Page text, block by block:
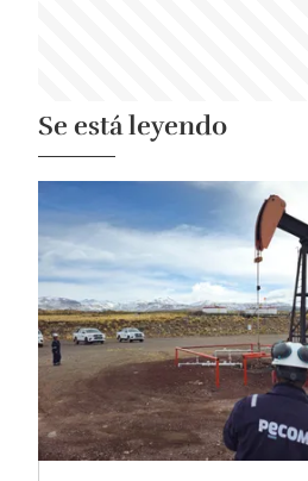
Se está leyendo